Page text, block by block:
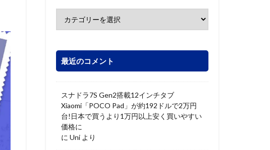
最近のコメント
スナドラ7S Gen2搭載12インチタブ
Xiaomi「POCO Pad」が約192ドルで2万円
台!日本で買うより1万円以上安く買いやすい
価格に
に Uni より